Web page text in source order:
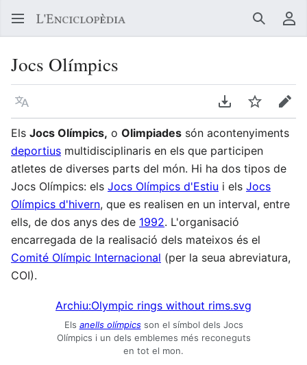
Buscar
Jocs Olímpics
Llegir en un atre idioma Descarregar en
Vigilar
Els Jocs Olímpics, o Olimpiades són acontenyiments
deportius multidisciplinaris en els que participen
atletes de diverses parts del món. Hi ha dos tipos de
Jocs Olímpics: els Jocs Olímpics d'Estiu i els Jocs
Olímpics d'hivern, que es realisen en un interval, entre
ells, de dos anys des de 1992. L'organisació
encarregada de la realisació dels mateixos és el
Comité Olímpic Internacional (per la seua abreviatura,
COI).
Archiu:Olympic rings without rims.svg
Els anells olímpics son el símbol dels Jocs
Olímpics i un dels emblemes més reconeguts
en tot el mon.